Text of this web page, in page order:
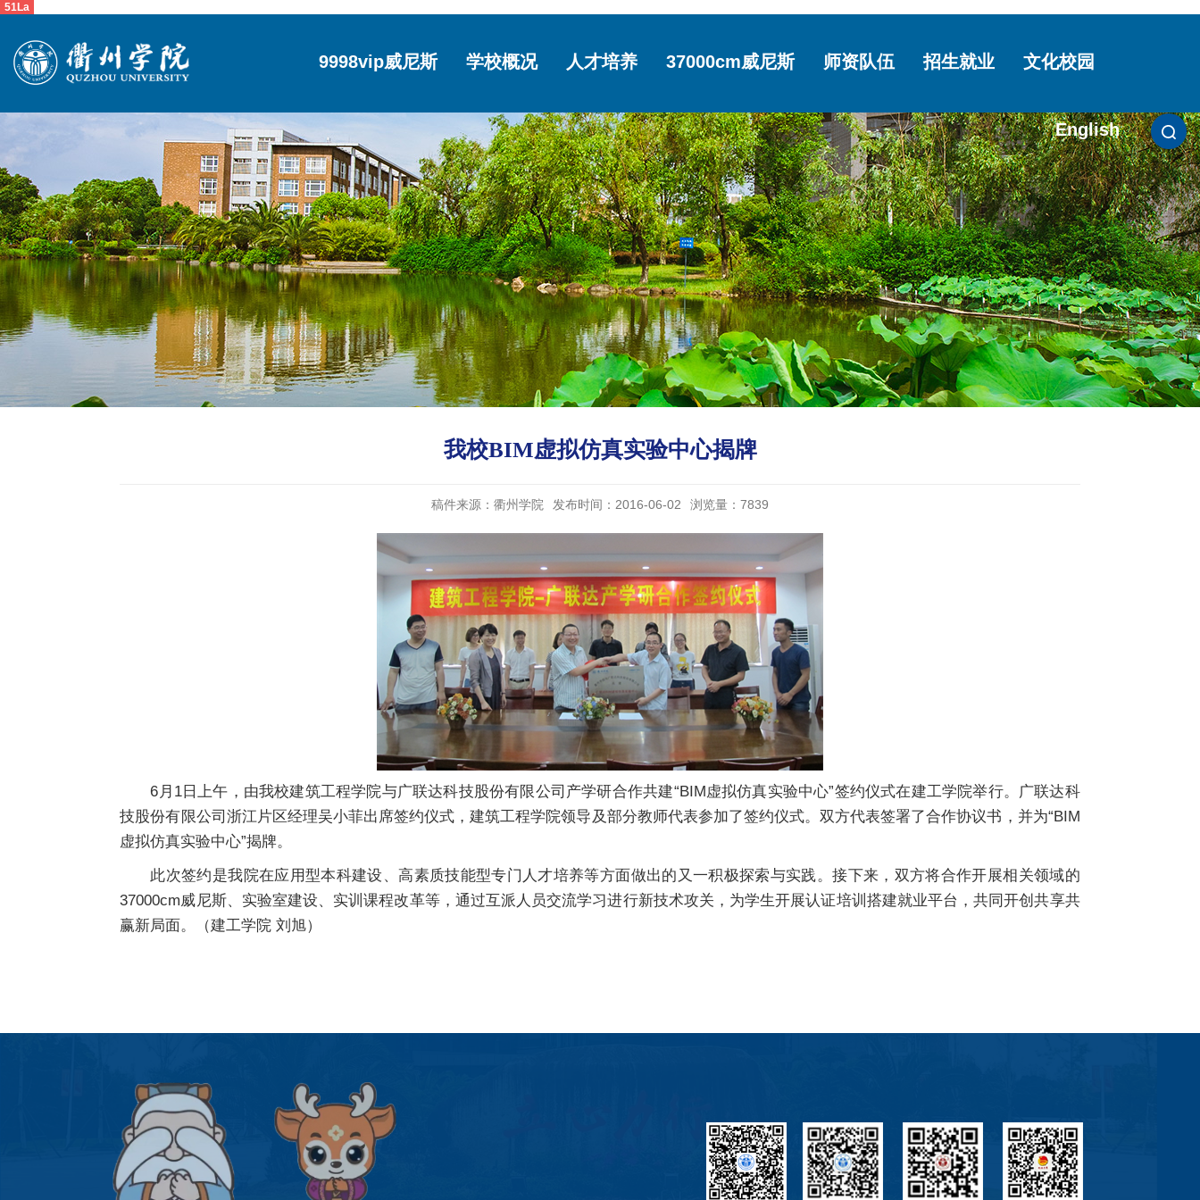
51La
9998vip威尼斯 学校概况 人才培养 37000cm威尼斯 师资队伍 招生就业 文化校园
English
我校BIM虚拟仿真实验中心揭牌
稿件来源： 衢州学院 发布时间：2016-06-02 浏览量： 7839
6月1日上午，由我校建筑工程学院与广联达科技股份有限公司产学研合作共建“BIM虚拟仿真实验中心”签约仪式在建工学院举行。广联达科
技股份有限公司浙江片区经理吴小菲出席签约仪式，建筑工程学院领导及部分教师代表参加了签约仪式。双方代表签署了合作协议书，并为“BIM
虚拟仿真实验中心”揭牌。
此次签约是我院在应用型本科建设、高素质技能型专门人才培养等方面做出的又一积极探索与实践。接下来，双方将合作开展相关领域的
37000cm威尼斯、实验室建设、实训课程改革等，通过互派人员交流学习进行新技术攻关，为学生开展认证培训搭建就业平台，共同开创共享共
赢新局面。（建工学院 刘旭）